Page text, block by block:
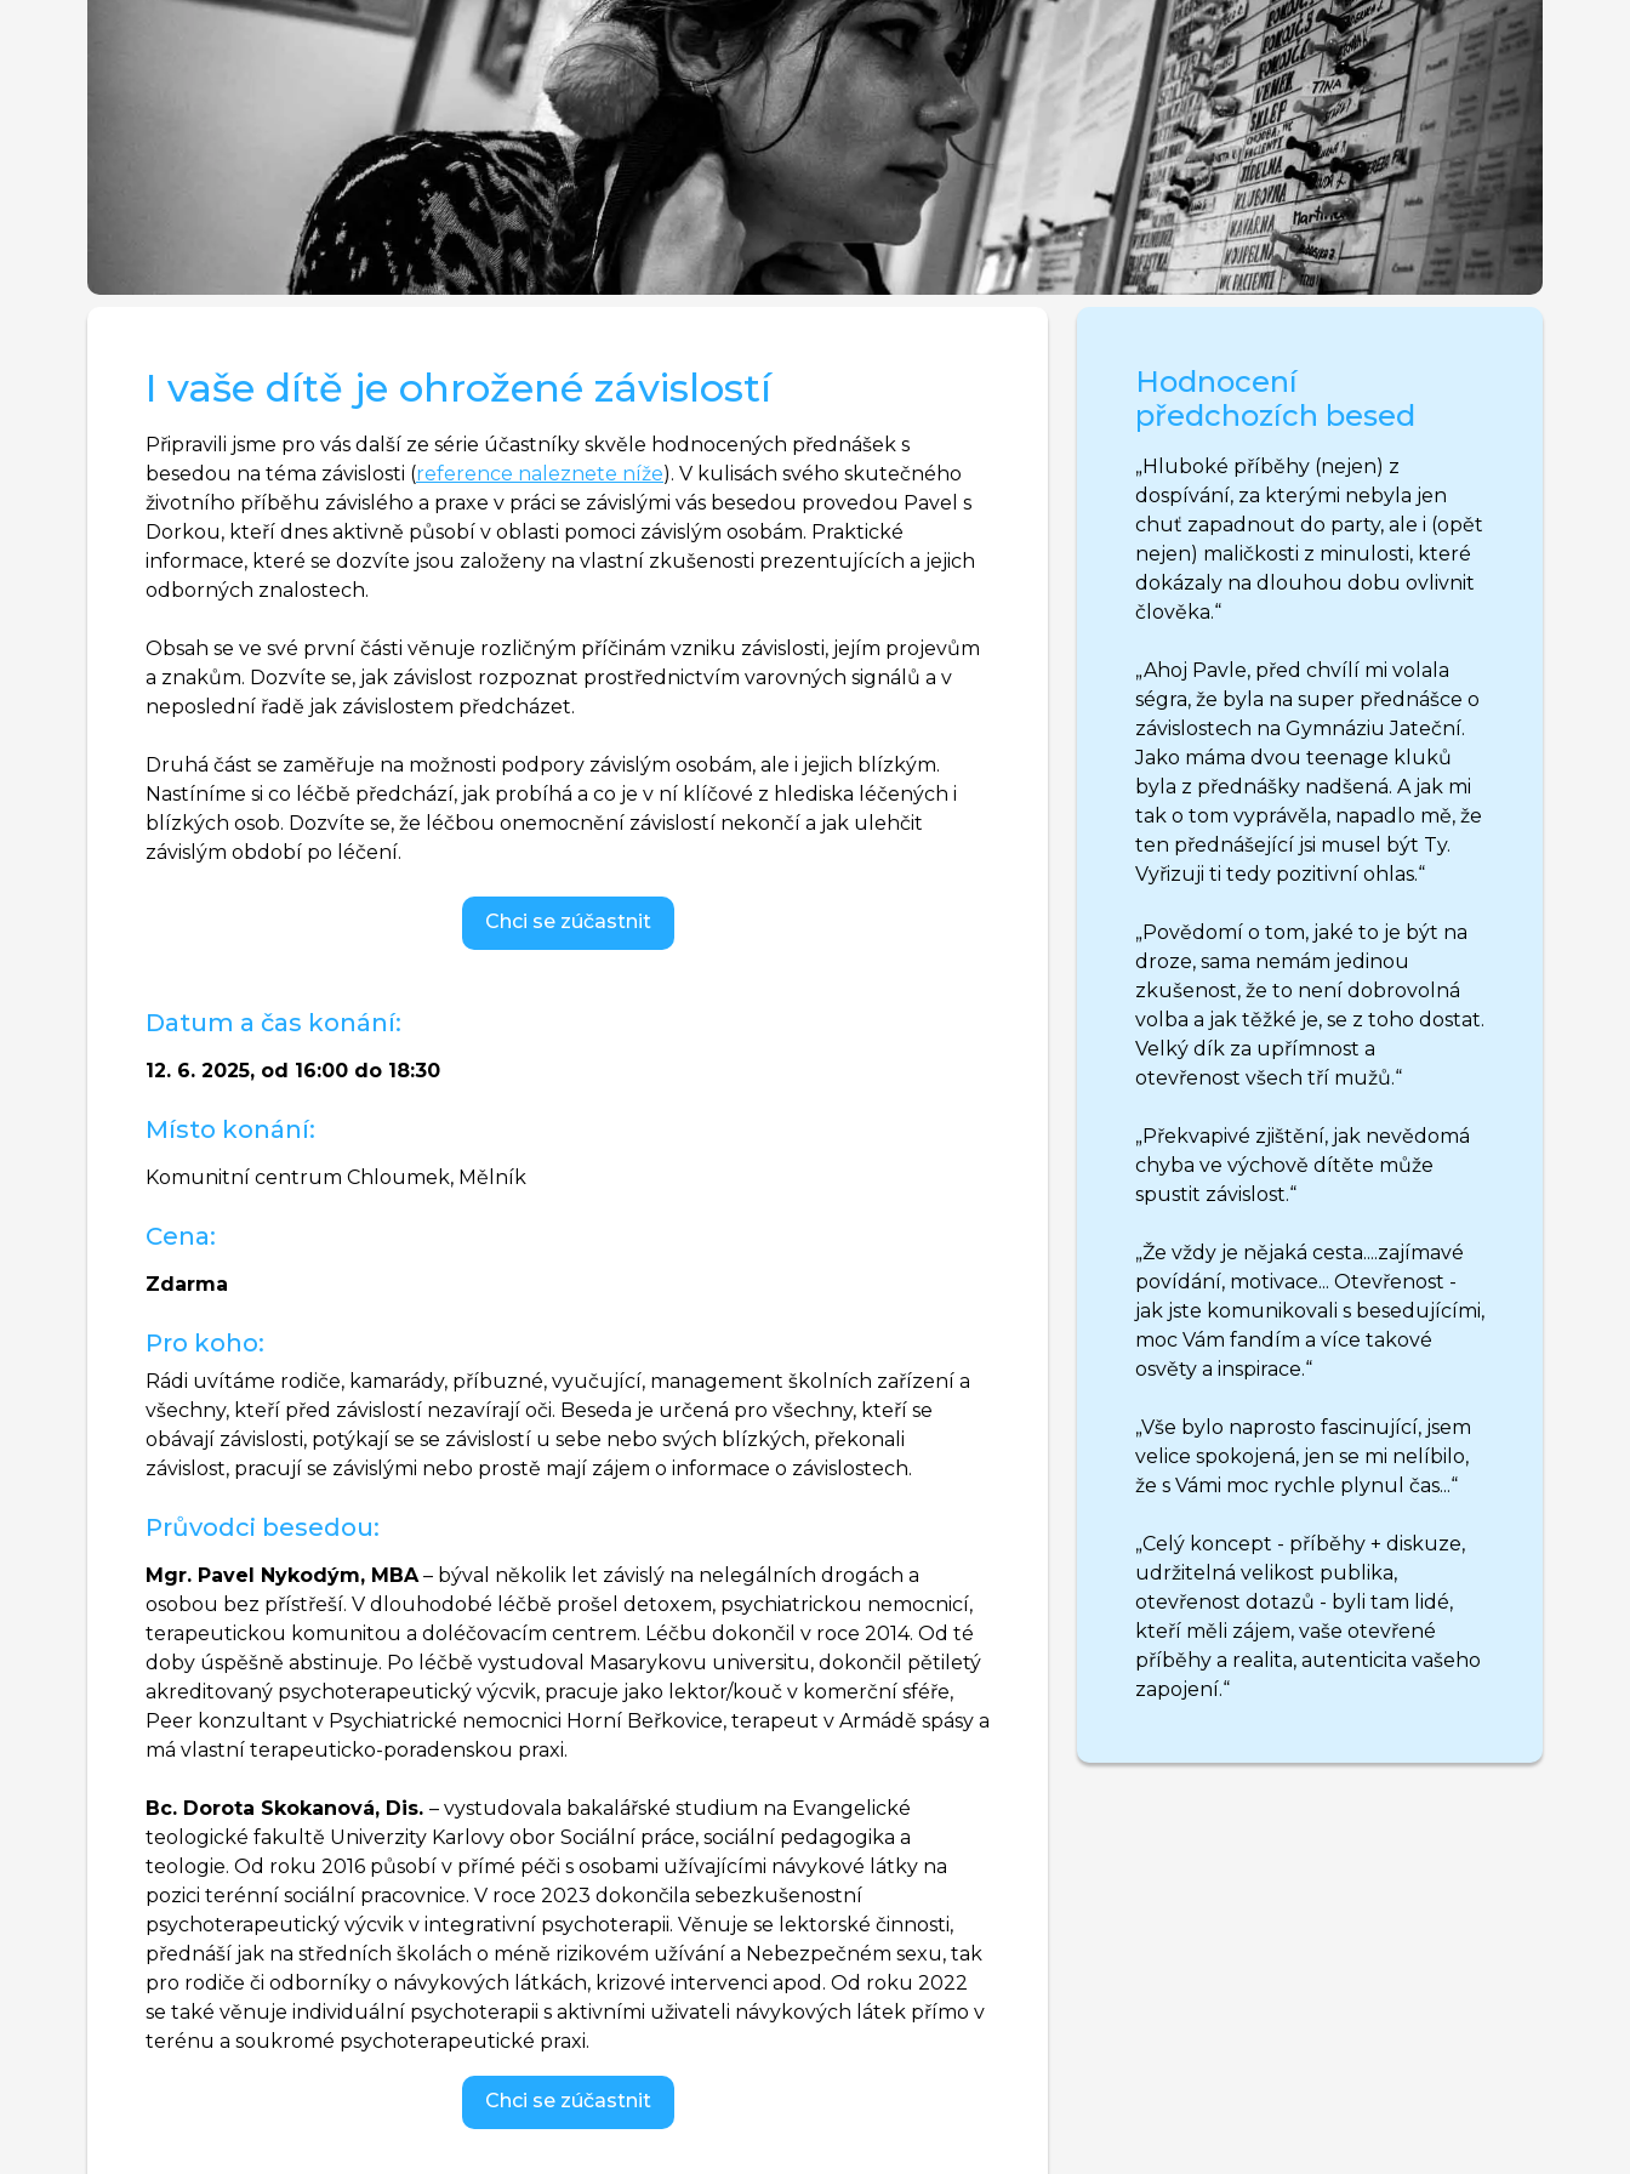
I vaše dítě je ohrožené závislostí
Připravili jsme pro vás další ze série účastníky skvěle hodnocených přednášek s
besedou na téma závislosti (reference naleznete níže). V kulisách svého skutečného
životního příběhu závislého a praxe v práci se závislými vás besedou provedou Pavel s
Dorkou, kteří dnes aktivně působí v oblasti pomoci závislým osobám. Praktické
informace, které se dozvíte jsou založeny na vlastní zkušenosti prezentujících a jejich
odborných znalostech.
Obsah se ve své první části věnuje rozličným příčinám vzniku závislosti, jejím projevům
a znakům. Dozvíte se, jak závislost rozpoznat prostřednictvím varovných signálů a v
neposlední řadě jak závislostem předcházet.
Druhá část se zaměřuje na možnosti podpory závislým osobám, ale i jejich blízkým.
Nastíníme si co léčbě předchází, jak probíhá a co je v ní klíčové z hlediska léčených i
blízkých osob. Dozvíte se, že léčbou onemocnění závislostí nekončí a jak ulehčit
závislým období po léčení.
Chci se zúčastnit
Datum a čas konání:
12. 6. 2025, od 16:00 do 18:30
Místo konání:
Komunitní centrum Chloumek, Mělník
Cena:
Zdarma
Pro koho:
Rádi uvítáme rodiče, kamarády, příbuzné, vyučující, management školních zařízení a
všechny, kteří před závislostí nezavírají oči. Beseda je určená pro všechny, kteří se
obávají závislosti, potýkají se se závislostí u sebe nebo svých blízkých, překonali
závislost, pracují se závislými nebo prostě mají zájem o informace o závislostech.
Průvodci besedou:
Mgr. Pavel Nykodým, MBA – býval několik let závislý na nelegálních drogách a
osobou bez přístřeší. V dlouhodobé léčbě prošel detoxem, psychiatrickou nemocnicí,
terapeutickou komunitou a doléčovacím centrem. Léčbu dokončil v roce 2014. Od té
doby úspěšně abstinuje. Po léčbě vystudoval Masarykovu universitu, dokončil pětiletý
akreditovaný psychoterapeutický výcvik, pracuje jako lektor/kouč v komerční sféře,
Peer konzultant v Psychiatrické nemocnici Horní Beřkovice, terapeut v Armádě spásy a
má vlastní terapeuticko-poradenskou praxi.
Bc. Dorota Skokanová, Dis. – vystudovala bakalářské studium na Evangelické
teologické fakultě Univerzity Karlovy obor Sociální práce, sociální pedagogika a
teologie. Od roku 2016 působí v přímé péči s osobami užívajícími návykové látky na
pozici terénní sociální pracovnice. V roce 2023 dokončila sebezkušenostní
psychoterapeutický výcvik v integrativní psychoterapii. Věnuje se lektorské činnosti,
přednáší jak na středních školách o méně rizikovém užívání a Nebezpečném sexu, tak
pro rodiče či odborníky o návykových látkách, krizové intervenci apod. Od roku 2022
se také věnuje individuální psychoterapii s aktivními uživateli návykových látek přímo v
terénu a soukromé psychoterapeutické praxi.
Chci se zúčastnit
Hodnocení
předchozích besed
„Hluboké příběhy (nejen) z
dospívání, za kterými nebyla jen
chuť zapadnout do party, ale i (opět
nejen) maličkosti z minulosti, které
dokázaly na dlouhou dobu ovlivnit
člověka.“
„Ahoj Pavle, před chvílí mi volala
ségra, že byla na super přednášce o
závislostech na Gymnáziu Jateční.
Jako máma dvou teenage kluků
byla z přednášky nadšená. A jak mi
tak o tom vyprávěla, napadlo mě, že
ten přednášející jsi musel být Ty.
Vyřizuji ti tedy pozitivní ohlas.“
„Povědomí o tom, jaké to je být na
droze, sama nemám jedinou
zkušenost, že to není dobrovolná
volba a jak těžké je, se z toho dostat.
Velký dík za upřímnost a
otevřenost všech tří mužů.“
„Překvapivé zjištění, jak nevědomá
chyba ve výchově dítěte může
spustit závislost.“
„Že vždy je nějaká cesta....zajímavé
povídání, motivace... Otevřenost -
jak jste komunikovali s besedujícími,
moc Vám fandím a více takové
osvěty a inspirace.“
„Vše bylo naprosto fascinující, jsem
velice spokojená, jen se mi nelíbilo,
že s Vámi moc rychle plynul čas...“
„Celý koncept - příběhy + diskuze,
udržitelná velikost publika,
otevřenost dotazů - byli tam lidé,
kteří měli zájem, vaše otevřené
příběhy a realita, autenticita vašeho
zapojení.“